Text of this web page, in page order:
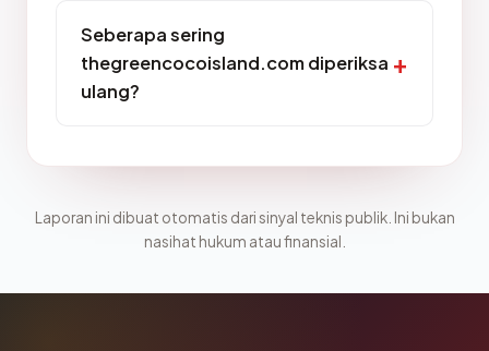
Seberapa sering
thegreencocoisland.com diperiksa
ulang?
Laporan ini dibuat otomatis dari sinyal teknis publik. Ini bukan
nasihat hukum atau finansial.